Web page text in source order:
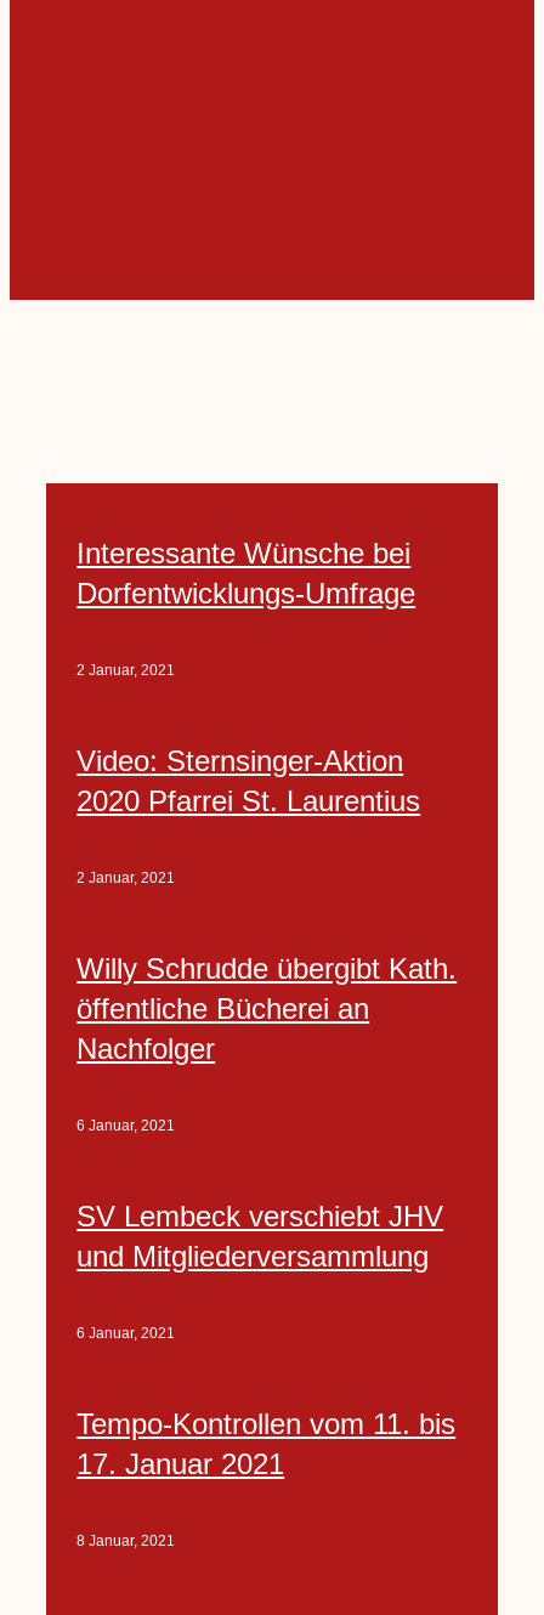
Interessante Wünsche bei
Dorfentwicklungs-Umfrage
2 Januar, 2021
Video: Sternsinger-Aktion
2020 Pfarrei St. Laurentius
2 Januar, 2021
Willy Schrudde übergibt Kath.
öffentliche Bücherei an
Nachfolger
6 Januar, 2021
SV Lembeck verschiebt JHV
und Mitgliederversammlung
6 Januar, 2021
Tempo-Kontrollen vom 11. bis
17. Januar 2021
8 Januar, 2021